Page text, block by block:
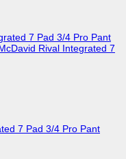
7 Pad 3/4 Pro Pant